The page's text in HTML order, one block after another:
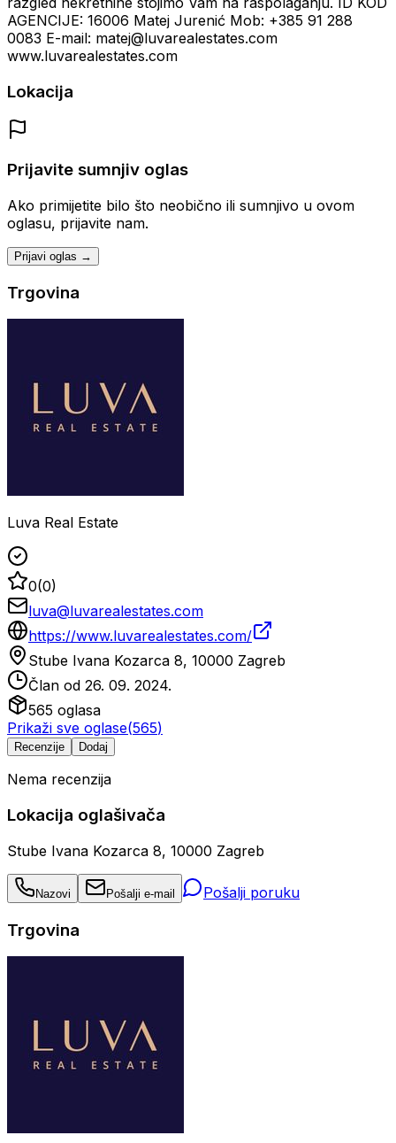
AGENCIJE: 16006 Matej Jurenić Mob: +385 91 288
0083 E-mail: matej@luvarealestates.com
www.luvarealestates.com
Lokacija
Prijavite sumnjiv oglas
Ako primijetite bilo što neobično ili sumnjivo u ovom
oglasu, prijavite nam.
Prijavi oglas →
Trgovina
Luva Real Estate
0(0)
luva@luvarealestates.com
https://www.luvarealestates.com/
Stube Ivana Kozarca 8, 10000 Zagreb
Član od 26. 09. 2024.
565 oglasa
Prikaži sve oglase(565)
Recenzije Dodaj
Nema recenzija
Lokacija oglašivača
Stube Ivana Kozarca 8, 10000 Zagreb
Nazovi Pošalji e-mail Pošalji poruku
Trgovina